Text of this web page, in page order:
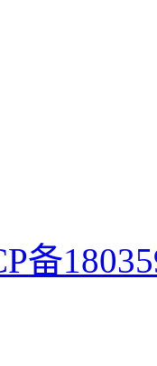
备